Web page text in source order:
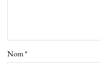
Nom*